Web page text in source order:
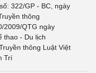
322/GP - BC, ngày
thông
2009/QTG ngày
thao - Du lịch
thông Luật Việt
Trí